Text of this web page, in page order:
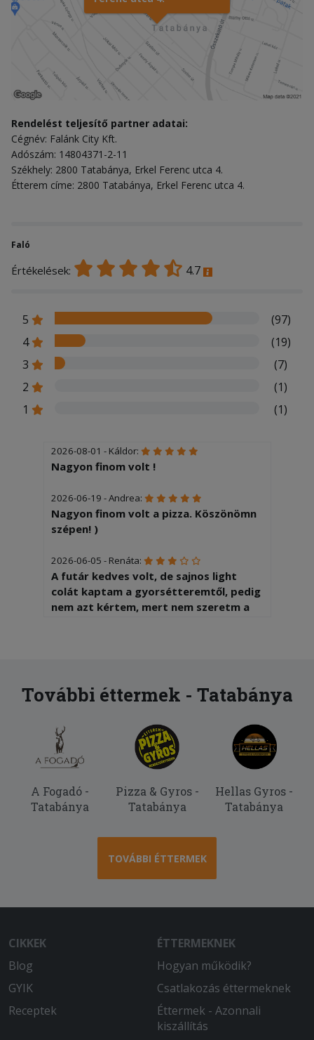
Rendelést teljesítő partner adatai:
Cégnév: Falánk City Kft.
Adószám: 14804371-2-11
Székhely: 2800 Tatabánya, Erkel Ferenc utca 4.
Étterem címe: 2800 Tatabánya, Erkel Ferenc utca 4.
Faló
Értékelések: 4.7
5
(97)
4
(19)
3
(7)
2
(1)
1
(1)
2026-08-01 - Káldor:
Nagyon finom volt !
2026-06-19 - Andrea:
Nagyon finom volt a pizza. Köszönömn
szépen! )
2026-06-05 - Renáta:
A futár kedves volt, de sajnos light
colát kaptam a gyorsétteremtől, pedig
nem azt kértem, mert nem szeretm a
2026-05-27 - :
szállítás
2026-05-09 - Erika:
szolgáltatásnak
Szuper gyors volt a kiszállítás, és finom
volt a pizza! Köszönjük!
Gyors volt a szállítás
Rendeltem 2 db pizzát de csak egy
érkezett meg. Nem nagyon voltam
boldog hogy ujra várnom kellett 30
pizza. Természetessen kaptam cserébe
egy BOCSI mégeszer szót. Udvözlet
További éttermek - Tatabánya
A Fogadó -
Tatabánya
Pizza & Gyros -
Tatabánya
Hellas Gyros -
Tatabánya
TOVÁBBI ÉTTERMEK
CIKKEK
Blog
GYIK
Receptek
ÉTTERMEKNEK
Hogyan működik?
Csatlakozás éttermeknek
Éttermek - Azonnali
kiszállítás